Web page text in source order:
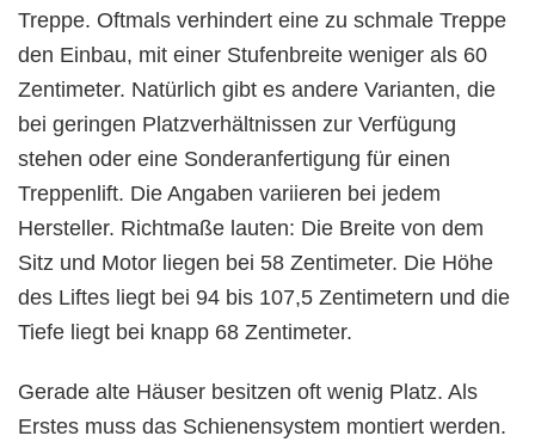
Treppe. Oftmals verhindert eine zu schmale Treppe
den Einbau, mit einer Stufenbreite weniger als 60
Zentimeter. Natürlich gibt es andere Varianten, die
bei geringen Platzverhältnissen zur Verfügung
stehen oder eine Sonderanfertigung für einen
Treppenlift. Die Angaben variieren bei jedem
Hersteller. Richtmaße lauten: Die Breite von dem
Sitz und Motor liegen bei 58 Zentimeter. Die Höhe
des Liftes liegt bei 94 bis 107,5 Zentimetern und die
Tiefe liegt bei knapp 68 Zentimeter.
Gerade alte Häuser besitzen oft wenig Platz. Als
Erstes muss das Schienensystem montiert werden.